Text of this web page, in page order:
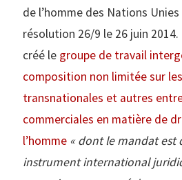
de l’homme des Nations
résolution 26/9 le 26 juin
créé le groupe de travail
composition non limitée sur
transnationales et autres
commerciales en matière de
l’homme « dont le mandat est
instrument international